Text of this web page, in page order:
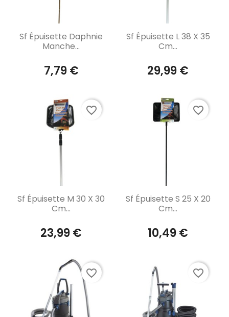
Aperçu rapide
Sf Épuisette Daphnie
Manche...
7,79 €
Aperçu rapide
Sf Épuisette L 38 X 35
Cm...
29,99 €
Aperçu rapide
Sf Épuisette M 30 X 30
Cm...
23,99 €
favorite_border
Aperçu rapide
Sf Épuisette S 25 X 20
Cm...
10,49 €
favorite_border
favorite_border favorite_border